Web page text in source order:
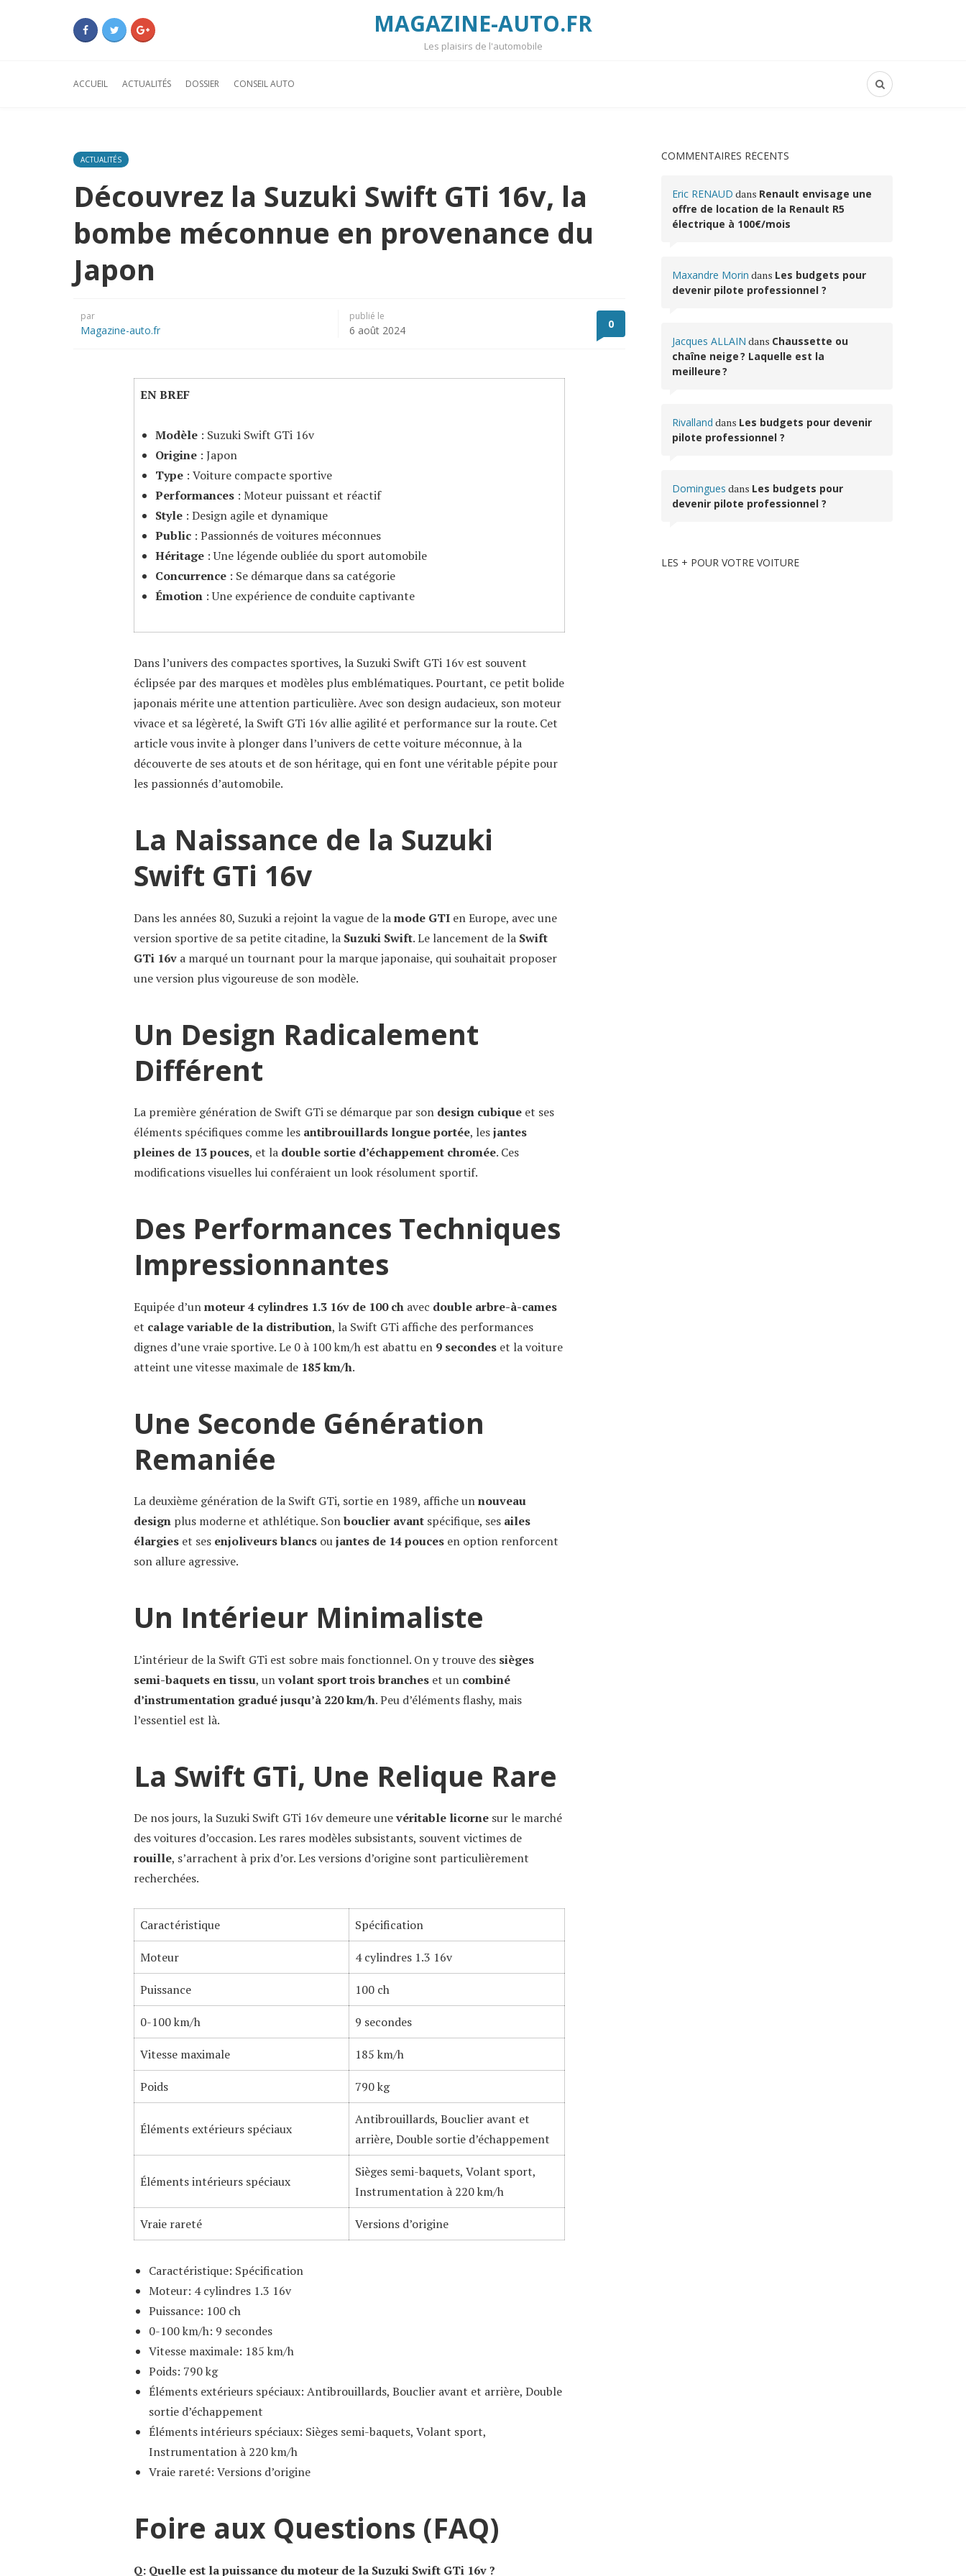
MAGAZINE-AUTO.FR
Les plaisirs de l'automobile
ACCUEIL ACTUALITÉS DOSSIER CONSEIL AUTO
ACTUALITÉS
Découvrez la Suzuki Swift GTi 16v, la
bombe méconnue en provenance du
Japon
par
Magazine-auto.fr
publié le
6 août 2024 0
EN BREF
Modèle: Suzuki Swift GTi 16v
Origine: Japon
Type: Voiture compacte sportive
Performances: Moteur puissant et réactif
Style: Design agile et dynamique
Public: Passionnés de voitures méconnues
Héritage: Une légende oubliée du sport automobile
Concurrence: Se démarque dans sa catégorie
Émotion: Une expérience de conduite captivante
Dans l’univers des compactes sportives, la Suzuki Swift GTi 16v est souvent
éclipsée par des marques et modèles plus emblématiques. Pourtant, ce petit bolide
japonais mérite une attention particulière. Avec son design audacieux, son moteur
vivace et sa légèreté, la Swift GTi 16v allie agilité et performance sur la route. Cet
article vous invite à plonger dans l’univers de cette voiture méconnue, à la
découverte de ses atouts et de son héritage, qui en font une véritable pépite pour
les passionnés d’automobile.
La Naissance de la Suzuki
Swift GTi 16v
Dans les années 80, Suzuki a rejoint la vague de lamode GTI en Europe, avec une
version sportive de sa petite citadine, la Suzuki Swift. Le lancement de la Swift
GTi 16v a marqué un tournant pour la marque japonaise, qui souhaitait proposer
une version plus vigoureuse de son modèle.
Un Design Radicalement
Différent
La première génération de Swift GTi se démarque par son design cubique et ses
éléments spécifiques comme les antibrouillards longue portée, lesjantes
pleines de 13 pouces, et la double sortie d’échappement chromée. Ces
modifications visuelles lui conféraient un look résolument sportif.
Des Performances Techniques
Impressionnantes
Equipée d’unmoteur 4 cylindres 1.3 16v de 100 ch avec double arbre-à-cames
et calage variable de la distribution, la Swift GTi affiche des performances
dignes d’une vraie sportive. Le 0 à 100 km/h est abattu en 9 secondes et la voiture
atteint une vitesse maximale de 185 km/h.
Une Seconde Génération
Remaniée
La deuxième génération de la Swift GTi, sortie en 1989, affiche unnouveau
design plus moderne et athlétique. Sonbouclier avant spécifique, ses ailes
élargies et ses enjoliveurs blancs oujantes de 14 pouces en option renforcent
son allure agressive.
Un Intérieur Minimaliste
L’intérieur de la Swift GTi est sobre mais fonctionnel. On y trouve des sièges
semi-baquets en tissu, unvolant sport trois branches et un combiné
d’instrumentation gradué jusqu’à 220 km/h. Peu d’éléments flashy, mais
l’essentiel est là.
La Swift GTi, Une Relique Rare
De nos jours, la Suzuki Swift GTi 16v demeure unevéritable licorne sur le marché
des voitures d’occasion. Les rares modèles subsistants, souvent victimes de
rouille, s’arrachent à prix d’or. Les versions d’origine sont particulièrement
recherchées.
Caractéristique Spécification
Moteur 4 cylindres 1.3 16v
Puissance 100 ch
0-100 km/h 9 secondes
Vitesse maximale 185 km/h
Poids 790 kg
Éléments extérieurs spéciaux
Antibrouillards, Bouclier avant et
arrière, Double sortie d’échappement
Éléments intérieurs spéciaux
Sièges semi-baquets, Volant sport,
Instrumentation à 220 km/h
Vraie rareté Versions d’origine
Caractéristique: Spécification
Moteur: 4 cylindres 1.3 16v
Puissance: 100 ch
0-100 km/h: 9 secondes
Vitesse maximale: 185 km/h
Poids: 790 kg
Éléments extérieurs spéciaux: Antibrouillards, Bouclier avant et arrière, Double
sortie d’échappement
Éléments intérieurs spéciaux: Sièges semi-baquets, Volant sport,
Instrumentation à 220 km/h
Vraie rareté: Versions d’origine
Foire aux Questions (FAQ)
Q: Quelle est la puissance du moteur de la Suzuki Swift GTi 16v ?
COMMENTAIRES RÉCENTS
Eric RENAUD dans Renault envisage une
offre de location de la Renault R5
électrique à 100€/mois
Maxandre Morin dans Les budgets pour
devenir pilote professionnel ?
Jacques ALLAIN dans Chaussette ou
chaîne neige ? Laquelle est la
meilleure ?
Rivalland dans Les budgets pour devenir
pilote professionnel ?
Domingues dans Les budgets pour
devenir pilote professionnel ?
LES + POUR VOTRE VOITURE